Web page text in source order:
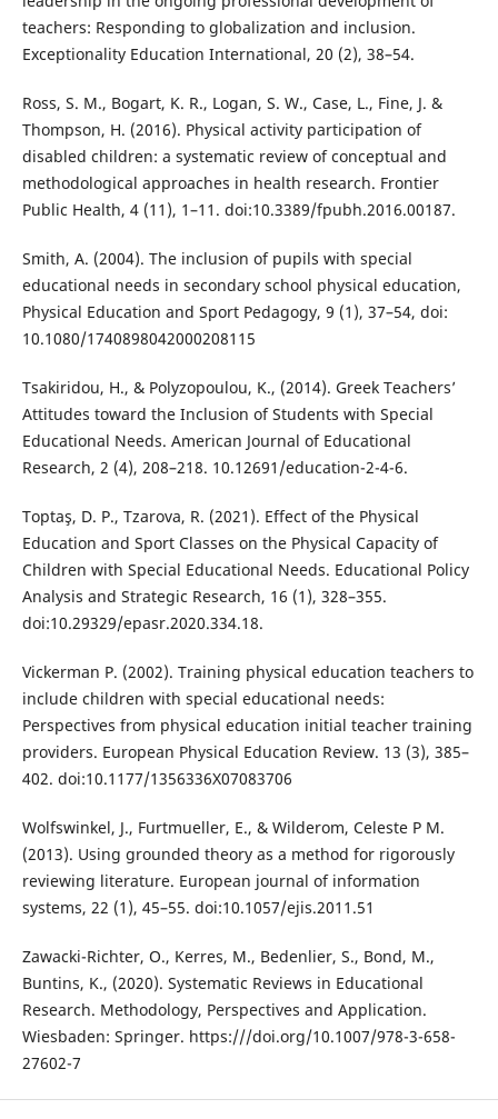
teachers: Responding to globalization and inclusion.
Exceptionality Education International, 20 (2), 38–54.
Ross, S. M., Bogart, K. R., Logan, S. W., Case, L., Fine, J. &
Thompson, H. (2016). Physical activity participation of
disabled children: a systematic review of conceptual and
methodological approaches in health research. Frontier
Public Health, 4 (11), 1–11. doi:10.3389/fpubh.2016.00187.
Smith, A. (2004). The inclusion of pupils with special
educational needs in secondary school physical education,
Physical Education and Sport Pedagogy, 9 (1), 37–54, doi:
10.1080/1740898042000208115
Tsakiridou, H., & Polyzopoulou, K., (2014). Greek Teachers’
Attitudes toward the Inclusion of Students with Special
Educational Needs. American Journal of Educational
Research, 2 (4), 208–218. 10.12691/education-2-4-6.
Toptaş, D. P., Tzarova, R. (2021). Effect of the Physical
Education and Sport Classes on the Physical Capacity of
Children with Special Educational Needs. Educational Policy
Analysis and Strategic Research, 16 (1), 328–355.
doi:10.29329/epasr.2020.334.18.
Vickerman P. (2002). Training physical education teachers to
include children with special educational needs:
Perspectives from physical education initial teacher training
providers. European Physical Education Review. 13 (3), 385–
402. doi:10.1177/1356336X07083706
Wolfswinkel, J., Furtmueller, E., & Wilderom, Celeste P M.
(2013). Using grounded theory as a method for rigorously
reviewing literature. European journal of information
systems, 22 (1), 45–55. doi:10.1057/ejis.2011.51
Zawacki-Richter, O., Kerres, M., Bedenlier, S., Bond, M.,
Buntins, K., (2020). Systematic Reviews in Educational
Research. Methodology, Perspectives and Application.
Wiesbaden: Springer. https:///doi.org/10.1007/978-3-658-
27602-7